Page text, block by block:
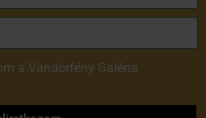
a Vándorfény Galéria